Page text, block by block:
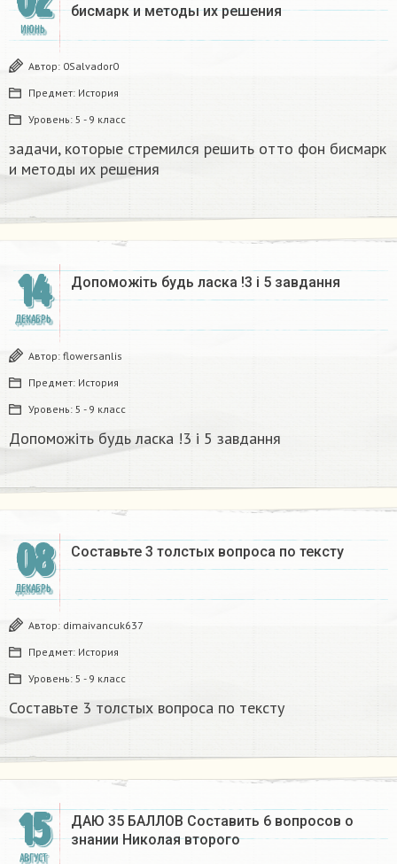
ИЮНЬ
бисмарк и методы их решения
Автор: 0Salvador0
Предмет: История
Уровень: 5 - 9 класс
задачи, которые стремился решить отто фон бисмарк
и методы их решения
14
ДЕКАБРЬ
Допоможіть будь ласка !3 і 5 завдання
Автор: flowersanlis
Предмет: История
Уровень: 5 - 9 класс
Допоможіть будь ласка !3 і 5 завдання
08
ДЕКАБРЬ
Составьте 3 толстых вопроса по тексту
Автор: dimaivancuk637
Предмет: История
Уровень: 5 - 9 класс
Составьте 3 толстых вопроса по тексту
15
АВГУСТ
ДАЮ 35 БАЛЛОВ Составить 6 вопросов о
знании Николая второго